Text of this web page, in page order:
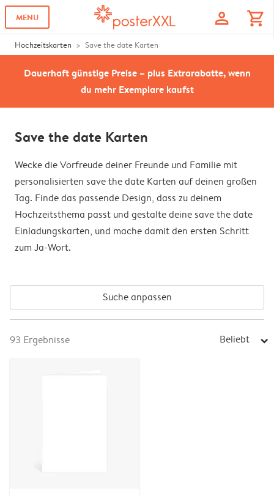
MENU profile shopping_cart
Hochzeitskarten Save the date Karten
Dauerhaft günstige Preise – plus Extrarabatte, wenn
du mehr Exemplare kaufst
Save the date Karten
Wecke die Vorfreude deiner Freunde und Familie mit
personalisierten save the date Karten auf deinen großen
Tag. Finde das passende Design, dass zu deinem
Hochzeitsthema passt und gestalte deine save the date
Einladungskarten, und mache damit den ersten Schritt
zum Ja-Wort.
Suche anpassen
93 Ergebnisse Beliebt arrow_right